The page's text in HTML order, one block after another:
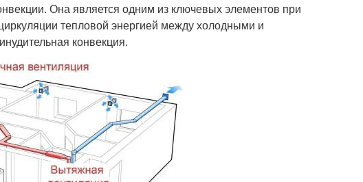
Она является одним из ключевых элементов при
тепловой энергией между холодными и
конвекция.